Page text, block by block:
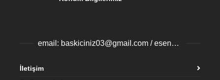
email: baskiciniz03@gmail.com / esenyurtbaski@gmail.com
İletişim